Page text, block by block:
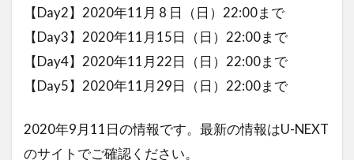
【Day2】2020年11月 8 日（日）22:00まで
【Day3】2020年11月15日（日）22:00まで
【Day4】2020年11月22日（日）22:00まで
【Day5】2020年11月29日（日）22:00まで
2020年9月11日の情報です。最新の情報はU-NEXT
のサイトでご確認ください。